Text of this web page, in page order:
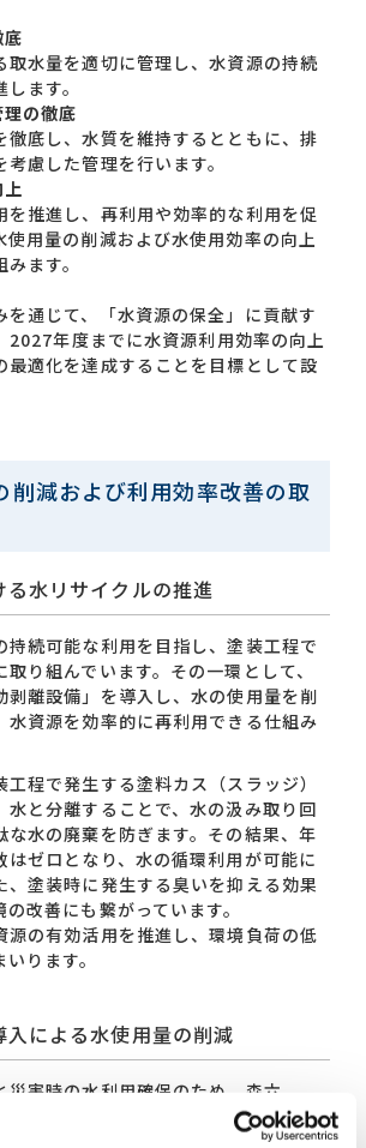
取水量を適切に管理し、水資源の持続
ます。
の徹底
徹底し、水質を維持するとともに、排
慮した管理を行います。
を推進し、再利用や効率的な利用を促
使用量の削減および水使用効率の向上
ます。
を通じて、「水資源の保全」に貢献す
2027年度までに水資源利用効率の向上
最適化を達成することを目標として設
削減および利用効率改善の取
水リサイクルの推進
持続可能な利用を目指し、塗装工程で
り組んでいます。その一環として、
剥離設備」を導入し、水の使用量を削
水資源を効率的に再利用できる仕組み
工程で発生する塗料カス（スラッジ）
水と分離することで、水の汲み取り回
な水の廃棄を防ぎます。その結果、年
はゼロとなり、水の循環利用が可能に
、塗装時に発生する臭いを抑える効果
改善にも繋がっています。
源の有効活用を推進し、環境負荷の低
ります。
による水使用量の削減
災害時の水利用確保のため、森六
部鈴鹿工場の出荷受入事務所に無水ト
を導入しました。無水トイレは、従